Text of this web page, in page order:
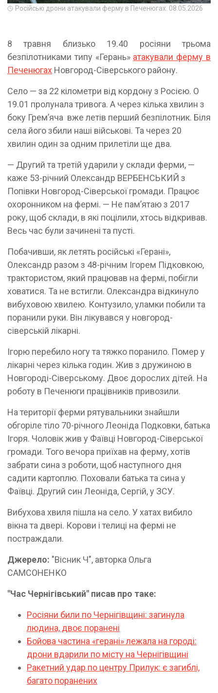
Російські дрони атакували ферму в Печенюгах. 08.05.2026
8 травня близько 19.40 росіяни трьома
безпілотниками типу «Герань» атакували ферму в
Печенюгах Новгород-Сіверського району.
Село — за 22 кілометри від кордону з Росією. О
19.01 пролунала тривога. А через кілька хвилин з
боку Грем’яча вже летів перший безпілотник. Біля
села його збили наші військові. Та через 20
хвилин один за одним прилетіли ще два.
— Другий та третій ударили у склади ферми, —
каже 53-річний Олександр ВЕРБЕНСЬКИЙ з
Попівки Новгород-Сіверської громади. Працює
охоронником на фермі. — Не пам’ятаю з 2017
року, щоб склади, в які поцілили, хтось відкривав.
Весь час були зачинені та пусті.
Побачивши, як летять російські «Герані»,
Олександр разом з 48-річним Ігорем Підковкою,
трактористом, який працював на фермі, побігли
ховатися. Та не встигли. Олександра відкинуло
вибуховою хвилею. Контузило, уламки побили та
поранили руки. Він лікувався у новгород-
сіверській лікарні.
Ігорю перебило ногу та тяжко поранило. Помер у
лікарні через кілька годин. Жив з дружиною в
Новгороді-Сіверському. Двоє дорослих дітей. На
роботу в Печенюги працівників привозили.
На території ферми рятувальники знайшли
обгоріле тіло 70-річного Леоніда Подковки, батька
Ігоря. Чоловік жив у Фаївці Новгород-Сіверської
громади. Того вечора приїхав на ферму, хотів
забрати сина з роботи, щоб наступного дня
садити картоплю. Поховали батька та сина у
Фаївці. Другий син Леоніда, Сергій, у ЗСУ.
Вибухова хвиля пішла на село. У хатах вибило
вікна та двері. Корови і телиці на фермі не
постраждали.
Джерело: "Вісник Ч", авторка Ольга
САМСОНЕНКО
"Час Чернігівський" писав про таке:
Росіяни били по Чернігівщині: загинула
людина, двоє поранені
Бойова частина «герані» лежала на городі:
дрони вдарили по місту на Чернігівщині
Ракетний удар по центру Прилук: є загиблі,
багато поранених